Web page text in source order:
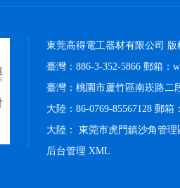
東莞高得電工器材有限公司
臺灣：886-3-352-5866 郵箱：
臺灣：桃園市蘆竹區南崁路二
大陸：86-0769-85567128 郵箱
大陸： 東莞市虎門鎮沙角管理
后台管理 XML